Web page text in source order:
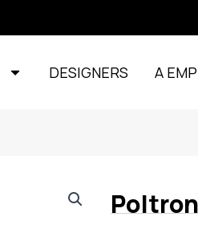
DESIGNERS A